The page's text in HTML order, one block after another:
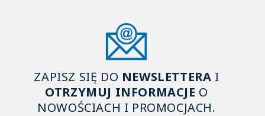
ZAPISZ SIĘ DO NEWSLETTERA I
OTRZYMUJ INFORMACJE O
NOWOŚCIACH I PROMOCJACH.